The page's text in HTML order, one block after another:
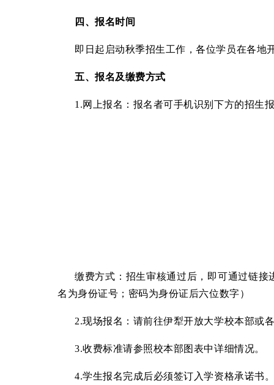
四、报名时间
即日起启动秋季招生工作，各位学员在各地
五、报名及缴费方式
1.网上报名：报名者可手机识别下方的招生
缴费方式：招生审核通过后，即可通过链接
名为身份证号；密码为身份证后六位数字）
2.现场报名：请前往伊犁开放大学校本部或
3.收费标准请参照校本部图表中详细情况。
4.学生报名完成后必须签订入学资格承诺书